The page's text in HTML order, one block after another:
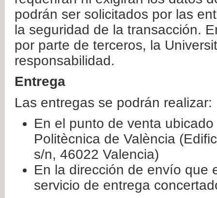
podrán ser solicitados por las
la seguridad de la transacción.
por parte de terceros, la
responsabilidad.
Entrega
Las entregas se podrán realizar:
En el punto de venta
Politècnica de València
s/n, 46022 Valencia)
En la dirección de envío que
servicio de entrega